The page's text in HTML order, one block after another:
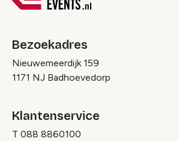
Bezoekadres
Nieuwemeerdijk 159
1171 NJ Badhoevedorp
Klantenservice
T 088 8860100